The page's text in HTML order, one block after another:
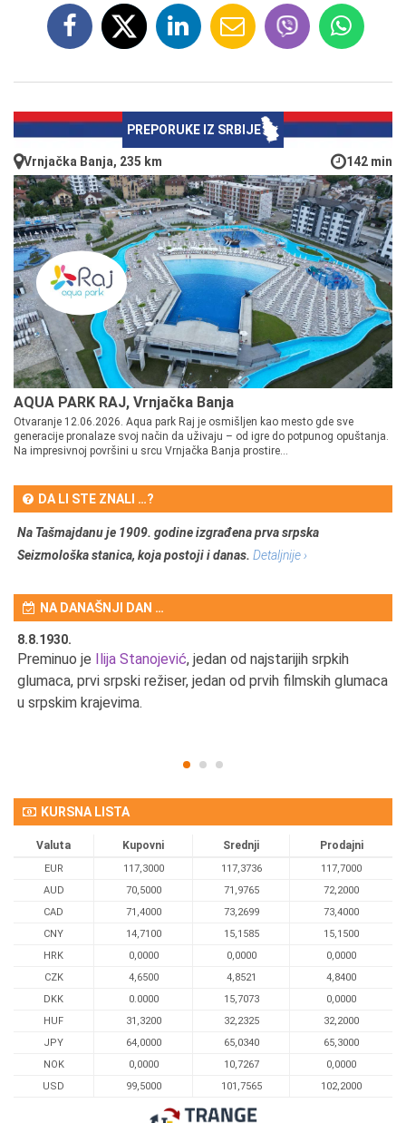
PREPORUKE IZ SRBIJE
Vrnjačka Banja, 235 km 142 min
AQUA PARK RAJ, Vrnjačka Banja
Otvaranje 12.06.2026. Aqua park Raj je osmišljen kao mesto gde sve
generacije pronalaze svoj način da uživaju – od igre do potpunog opuštanja.
Na impresivnoj površini u srcu Vrnjačka Banja prostire...
DA LI STE ZNALI …?
Na Tašmajdanu je 1909. godine izgrađena prva srpska
Seizmološka stanica, koja postoji i danas. Detaljnije ›
NA DANAŠNJI DAN …
8.8.1930.
Preminuo je Ilija Stanojević, jedan od najstarijih srpkih
glumaca, prvi srpski režiser, jedan od prvih filmskih glumaca
u srpskim krajevima.
KURSNA LISTA
Valuta Kupovni Srednji Prodajni
EUR 117,3000 117,3736
117,7000
AUD
70,5000 71,9765
72,2000
CAD
71,4000 73,2699
73,4000
CNY
14,7100 15,1585
15,1500
HRK
0,0000 0,0000
0,0000
CZK
4,6500 4,8521
4,8400
DKK
0.0000 15,7073
0,0000
HUF
31,3200 32,2325
32,2000
JPY
64,0000 65,0340
65,3000
NOK
0,0000 10,7267
0,0000
USD
99,5000 101,7565 102,2000